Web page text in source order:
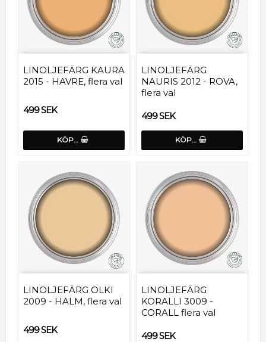
LINOLJEFÄRG KAURA
2015 - HAVRE, flera val
499 SEK
KÖP…
LINOLJEFÄRG
NAURIS 2012 - ROVA,
flera val
499 SEK
KÖP…
LINOLJEFÄRG OLKI
2009 - HALM, flera val
499 SEK
LINOLJEFÄRG
KORALLI 3009 -
CORALL flera val
499 SEK